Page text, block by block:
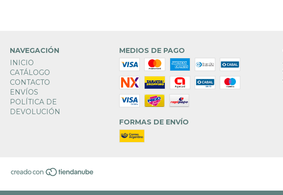
NAVEGACIÓN
INICIO
CATÁLOGO
CONTACTO
ENVÍOS
POLÍTICA DE
DEVOLUCIÓN
MEDIOS DE PAGO
FORMAS DE ENVÍO